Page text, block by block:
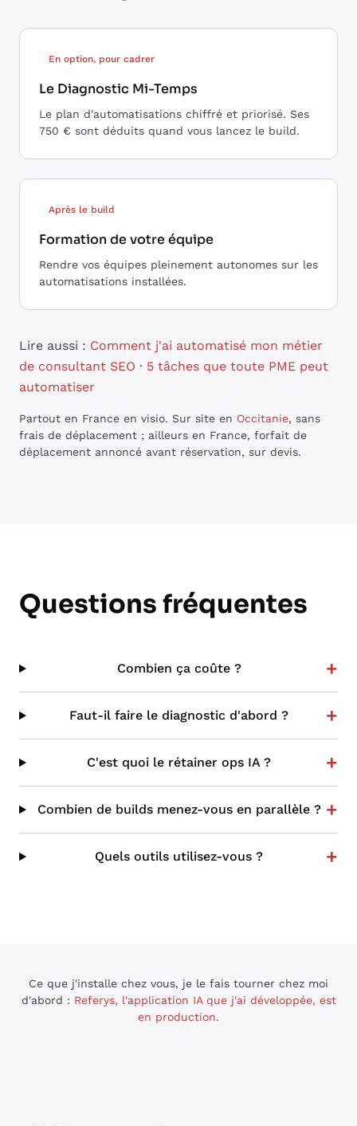
En option, pour cadrer
Le Diagnostic Mi-Temps
Le plan d'automatisations chiffré et priorisé. Ses
750 € sont déduits quand vous lancez le build.
Après le build
Formation de votre équipe
Rendre vos équipes pleinement autonomes sur les
automatisations installées.
Lire aussi : Comment j'ai automatisé mon métier
de consultant SEO · 5 tâches que toute PME peut
automatiser
Partout en France en visio. Sur site en Occitanie, sans
frais de déplacement ; ailleurs en France, forfait de
déplacement annoncé avant réservation, sur devis.
Questions fréquentes
Combien ça coûte ? +
Faut-il faire le diagnostic d'abord ? +
C'est quoi le rétainer ops IA ? +
Combien de builds menez-vous en parallèle ? +
Quels outils utilisez-vous ? +
Ce que j'installe chez vous, je le fais tourner chez moi
d'abord : Referys, l'application IA que j'ai développée, est
en production.